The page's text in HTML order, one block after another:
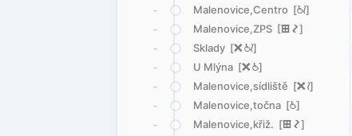
- Malenovice,Centro [@<]
- Malenovice,ZPS [æó]
- Sklady [ë@<]
- U Mlýna [ë@]
- Malenovice,sídliště [ë<]
- Malenovice,točna [@]
- Malenovice,křiž. [æó]